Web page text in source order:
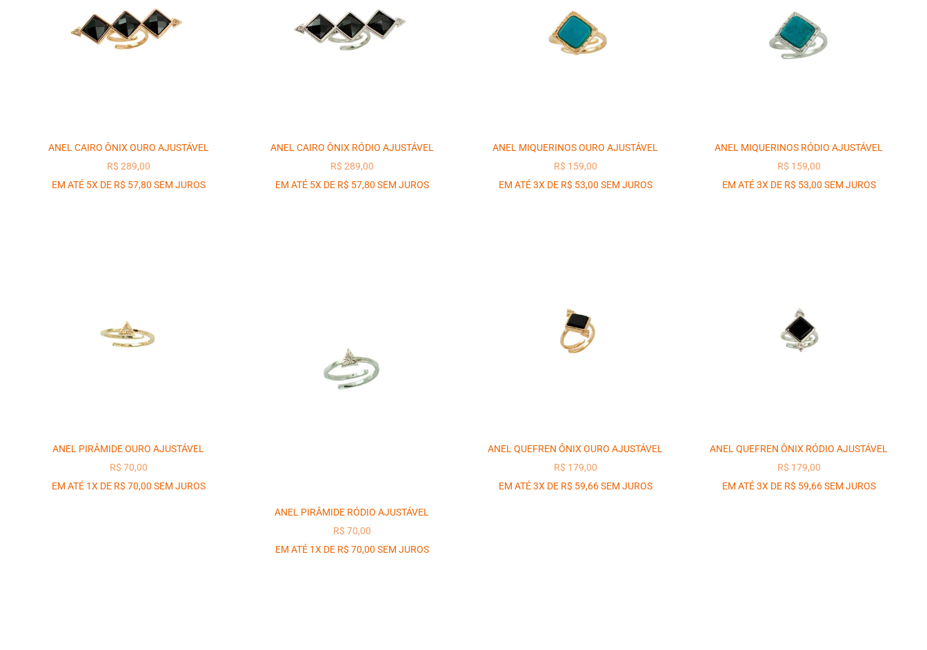
ANEL CAIRO ÔNIX OURO AJUSTÁVEL
PREÇO PROMOCIONAL
R$ 289,00
EM ATÉ 5X DE R$ 57,80 SEM JUROS
ANEL CAIRO ÔNIX RÓDIO AJUSTÁVEL
PREÇO PROMOCIONAL
R$ 289,00
EM ATÉ 5X DE R$ 57,80 SEM JUROS
ANEL MIQUERINOS OURO AJUSTÁVEL
PREÇO PROMOCIONAL
R$ 159,00
EM ATÉ 3X DE R$ 53,00 SEM JUROS
ANEL MIQUERINOS RÓDIO AJUSTÁVEL
PREÇO PROMOCIONAL
R$ 159,00
EM ATÉ 3X DE R$ 53,00 SEM JUROS
ANEL PIRÂMIDE OURO AJUSTÁVEL
PREÇO PROMOCIONAL
R$ 70,00
EM ATÉ 1X DE R$ 70,00 SEM JUROS
ANEL PIRÂMIDE RÓDIO AJUSTÁVEL
PREÇO PROMOCIONAL
R$ 70,00
EM ATÉ 1X DE R$ 70,00 SEM JUROS
ANEL QUEFREN ÔNIX OURO AJUSTÁVEL
PREÇO PROMOCIONAL
R$ 179,00
EM ATÉ 3X DE R$ 59,66 SEM JUROS
ANEL QUEFREN ÔNIX RÓDIO AJUSTÁVEL
PREÇO PROMOCIONAL
R$ 179,00
EM ATÉ 3X DE R$ 59,66 SEM JUROS